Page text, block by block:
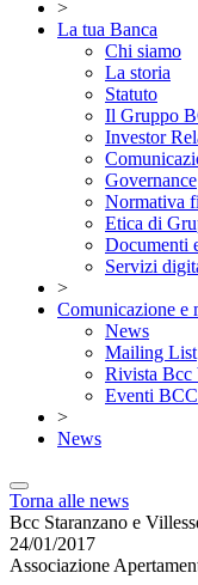
>
La tua Banca
Chi siamo
La storia
Statuto
Il Gruppo
Investor
Governance
Normativa
Etica di
Documenti
Servizi
>
Comunicazione e
News
Mailing List
Rivista Bcc
Eventi BCC
>
News
Torna alle news
Bcc Staranzano e
24/01/2017
Associazione